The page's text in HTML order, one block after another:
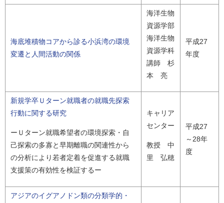
海底堆積物コアから診る小浜湾の環境
変遷と人間活動の関係
海洋生物
資源学部
海洋生物
資源学科
講師 杉
本 亮
平成27
年度
新規学卒Ｕターン就職者の就職先探索
行動に関する研究
ーＵターン就職希望者の環境探索・自
己探索の多寡と早期離職の関連性から
の分析により若者定着を促進する就職
支援策の有効性を検証するー
キャリア
センター
教授 中
里 弘穂
平成27
～28年
度
アジアのイグアノドン類の分類学的・